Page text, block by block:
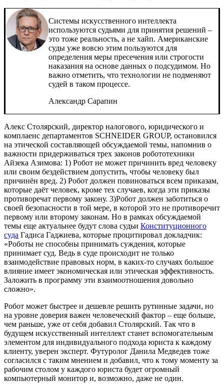
Системы искусственного интеллекта
используются судьями для принятия решений –
это тоже реальность, а не хайп. Американские
суды уже вовсю этим пользуются для
определения меры пресечения или строгости
наказания на основе данных о подсудимом. Но
важно отметить, что технологии не подменяют
судей в таком процессе.
Александр Сарапин
Алекс Столярский, директор налогового, юридического и
комплаенс департаментов SCHNEIDER GROUP, остановился
на этической составляющей обсуждаемой темы, напомнив о
важности придерживаться трех законов робототехники
Айзека Азимова: 1) Робот не может причинить вред человеку
или своим бездействием допустить, чтобы человеку был
причинён вред. 2) Робот должен повиноваться всем приказам,
которые даёт человек, кроме тех случаев, когда эти приказы
противоречат первому закону. 3)Робот должен заботиться о
своей безопасности в той мере, в которой это не противоречит
первому или второму законам. Но в рамках обсуждаемой
темы еще актуальнее будут слова судьи Конституционного
суда Гадиса Гаджиева, которые процитировал докладчик:
«Роботы не способны принимать суждения, которые
принимает суд. Ведь в суде происходит не только
взаимодействие правовых норм, в каких-то случаях большое
влияние имеет экономическая или этическая эффективность.
Заложить в программу эти взаимоотношения довольно
сложно».
Робот может быстрее и дешевле решить рутинные задачи, но
на уровне доверия важен человеческий фактор – еще больше,
чем раньше, уже от себя добавил Столярский. Так что в
будущем искусственный интеллект станет вспомогательным
элементом для индивидуального подхода юриста к каждому
клиенту, уверен эксперт. Футуролог Данила Медведев тоже
согласился с таким мнением и добавил, что к тому моменту за
рабочим столом у каждого юриста будет огромный
компьютерный монитор и, возможно, даже не один.